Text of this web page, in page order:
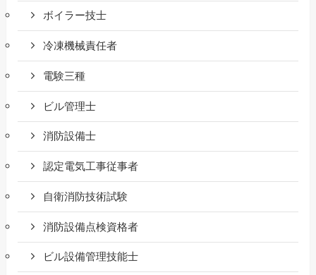
ボイラー技士
冷凍機械責任者
電験三種
ビル管理士
消防設備士
認定電気工事従事者
自衛消防技術試験
消防設備点検資格者
ビル設備管理技能士